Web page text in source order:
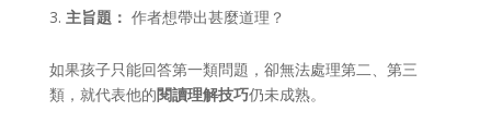
主旨題： 作者想帶出甚麼道理？
如果孩子只能回答第一類問題，卻無法處理第二、第三
類，就代表他的閱讀理解技巧仍未成熟。